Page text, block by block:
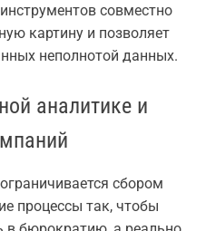
совместно
картину и позволяет
неполнотой данных.
аналитике и
сбором
процессы так, чтобы